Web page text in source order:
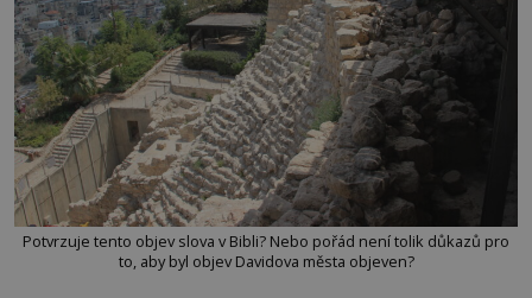
Potvrzuje tento objev slova v Bibli? Nebo pořád není tolik důkazů pro
to, aby byl objev Davidova města objeven?